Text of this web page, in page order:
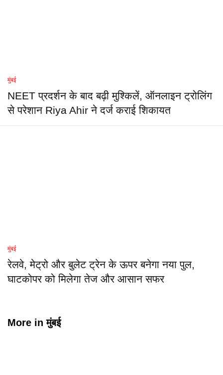
मुंबई
NEET प्रदर्शन के बाद बढ़ी मुश्किलें, ऑनलाइन ट्रोलिंग
से परेशान Riya Ahir ने दर्ज कराई शिकायत
मुंबई
रेलवे, मेट्रो और बुलेट ट्रेन के ऊपर बनेगा नया पुल,
घाटकोपर को मिलेगा तेज और आसान सफर
More inमुंबई